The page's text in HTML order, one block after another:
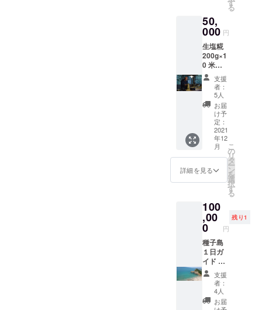
作りの
道具類
の製作
にあた
り麹室
などは
手作り
のため
糀生産
の調整
期間も
必要と
なりま
す。 そ
して糀
基本冬
の仕事
め誠に
勝手な
がらリ
ターン
の発送
は冬の
11月頃
からの
送品と
させて
頂きま
外から
の支援
者様は
ご住所
を備考
欄へご
記入く
ださ
い。
発送は
酵素活
性を残
してい
るため
冷凍又
は冷蔵
で致し
ます。
賞味期
限は冷
蔵で半
年冷凍
で１年
です。
塩は天
日塩の
り左右
されま
す。 発
送が遅
れる場
合もご
ざいま
すが自
然相手
の手仕
事ゆえ
種子島
出身の
大学生
が制作
した
「種子
島の暮
らしを
考える
ローカ
ルメ
ディ
ア」 ※
麹を作
るお米
は種子
島産無
を使用
しま
す。 生
塩糀の
発送は
酵素活
性を残
してい
るため
冷凍又
は冷蔵
す
る
50,
000 円
生塩糀
200g×1
0 米糀
200g×3
塩『七
つの
海』
150g×1
種子島
焼の器
TANEG
ASIMA
ZINE ※
麹を作
るお米
は種子
農薬米
又は減
農薬米
を使用
しま
す。 生
塩糀の
発送は
酵素活
性を残
してい
るため
支援
者：
5人
お届
け予
定：
2021
年12
月
詳細を見る
こ
の
リ
タ
ー
ン
を
選
択
す
る
100
,00
0 円
残り1
種子島
１日ガ
イド 発
酵お料
理教室
ランチ
付き 生
塩糀、
支援
者：
4人
お届